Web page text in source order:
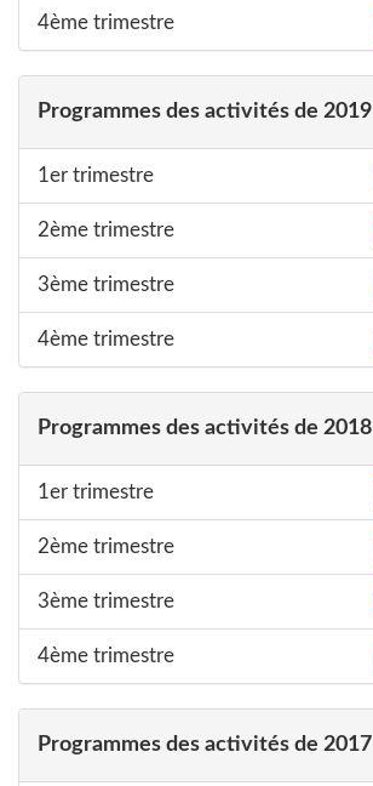
4ème trimestre
Programmes des activités de 2019
1er trimestre
2ème trimestre
3ème trimestre
4ème trimestre
Programmes des activités de 2018
1er trimestre
2ème trimestre
3ème trimestre
4ème trimestre
Programmes des activités de 2017